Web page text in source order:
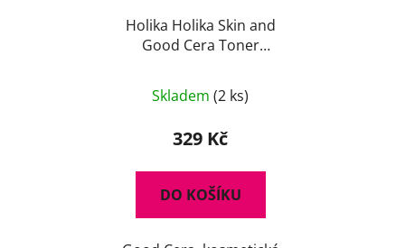
Holika Holika Skin and
Good Cera Toner
pleťové tonikum s
ceramidy
Skladem (2 ks)
329 Kč
DO KOŠÍKU